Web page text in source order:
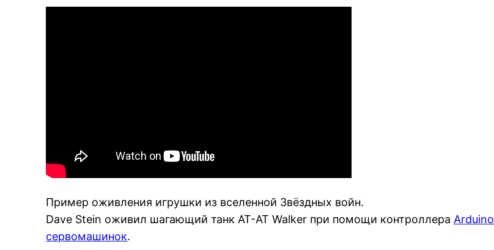
Пример оживления игрушки из вселенной Звёздных войн.
Dave Stein оживил шагающий танк AT-AT Walker при помощи контроллера Arduino
сервомашинок.